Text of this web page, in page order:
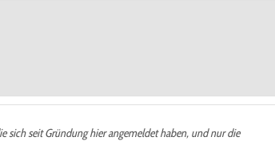
sich seit Gründung hier angemeldet haben, und nur die